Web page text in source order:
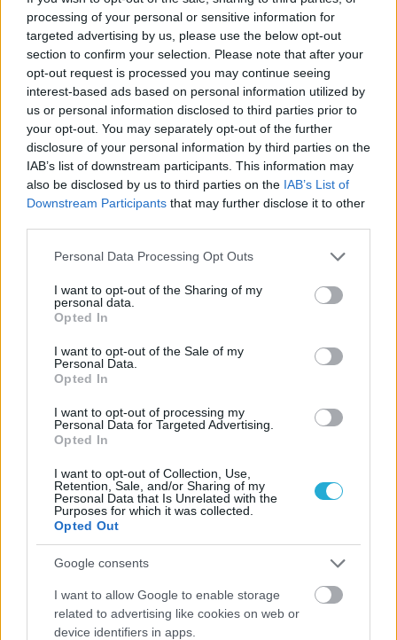
processing of your personal or sensitive information for
targeted advertising by us, please use the below opt-out
section to confirm your selection. Please note that after your
opt-out request is processed you may continue seeing
interest-based ads based on personal information utilized by
us or personal information disclosed to third parties prior to
your opt-out. You may separately opt-out of the further
disclosure of your personal information by third parties on the
IAB’s list of downstream participants. This information may
also be disclosed by us to third parties on the IAB’s List of
Downstream Participants that may further disclose it to other
Please note that this website/app uses one or more Google
not limited to your visit or usage behaviour. You may click to
grant or deny consent to Google and its third-party tags to
use your data for below specified purposes in below Google
consent section.
Personal Data Processing Opt Outs
I want to opt-out of the Sharing of my
personal data.
Opted In
I want to opt-out of the Sale of my
Personal Data.
Opted In
I want to opt-out of processing my
Personal Data for Targeted Advertising.
Opted In
I want to opt-out of Collection, Use,
Retention, Sale, and/or Sharing of my
Personal Data that Is Unrelated with the
Purposes for which it was collected.
Opted Out
Google consents
I want to allow Google to enable storage
related to advertising like cookies on web or
device identifiers in apps.
ΓΝΩΜΕΣ
ΠΕΝΥ ΡΟΝΤΟΓΙΑΝΝΗ
11/03/2026
Από την Περούτζια του 2000
στο σήμερα: Tο τρίτο
Παναθηναϊκού με την
ΗΛΙΑΣ ΠΑΠΑΪΩΑΝΝΟΥ
Α.Ο. Θήρας